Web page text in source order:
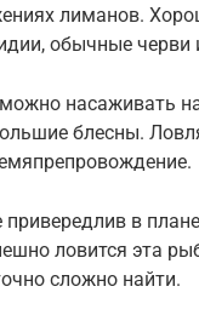
лиманов.
обычные черви
насаживать
блесны.
привередлив в
ловится эта
сложно найти.